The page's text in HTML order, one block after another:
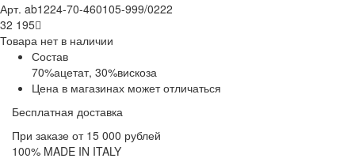
Арт. ab1224-70-460105-999/0222
32 195
Товара нет в наличии
Состав
70%ацетат, 30%вискоза
Цена в магазинах может отличаться
Бесплатная доставка
При заказе от 15 000 рублей
100% MADE IN ITALY